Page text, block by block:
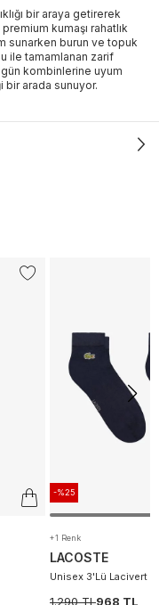
bir araya getirerek
kumaşı rahatlık
sunarken burun ve topuk
ile tamamlanan zarif
kombinlerine uyum
bir arada sunuyor.
-%25
+1 Renk
LACOSTE
Unisex 3'Lü Lacivert
1.290 TL968 TL